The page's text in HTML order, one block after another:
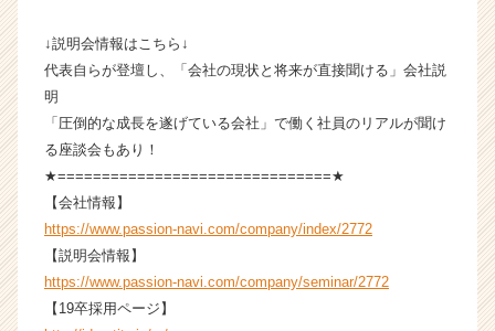
↓説明会情報はこちら↓
代表自らが登壇し、「会社の現状と将来が直接聞ける」会社説
明
「圧倒的な成長を遂げている会社」で働く社員のリアルが聞け
る座談会もあり！
★===============================★
【会社情報】
https://www.passion-navi.com/company/index/2772
【説明会情報】
https://www.passion-navi.com/company/seminar/2772
【19卒採用ページ】